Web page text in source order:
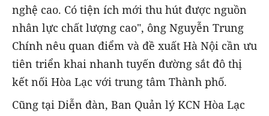
nghệ cao. Có tiện ích mới thu hút được nguồn
nhân lực chất lượng cao", ông Nguyễn Trung
Chính nêu quan điểm và đề xuất Hà Nội cần ưu
tiên triển khai nhanh tuyến đường sắt đô thị
kết nối Hòa Lạc với trung tâm Thành phố.
Cũng tại Diễn đàn, Ban Quản lý KCN Hòa Lạc